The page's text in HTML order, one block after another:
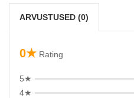
ARVUSTUSED (0)
0★ Rating
5★
4★